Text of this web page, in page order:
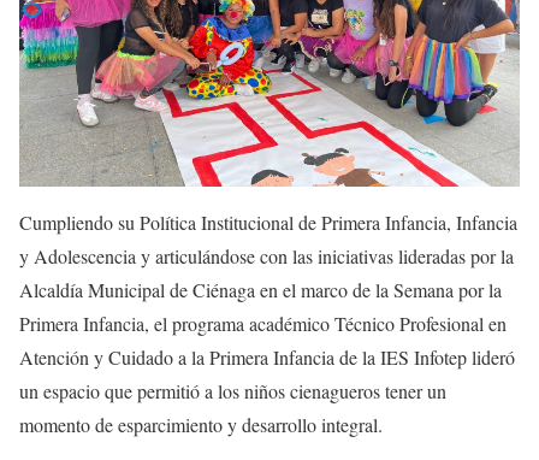
Cumpliendo su Política Institucional de Primera Infancia, Infancia
y Adolescencia y articulándose con las iniciativas lideradas por la
Alcaldía Municipal de Ciénaga en el marco de la Semana por la
Primera Infancia, el programa académico Técnico Profesional en
Atención y Cuidado a la Primera Infancia de la IES Infotep lideró
un espacio que permitió a los niños cienagueros tener un
momento de esparcimiento y desarrollo integral.